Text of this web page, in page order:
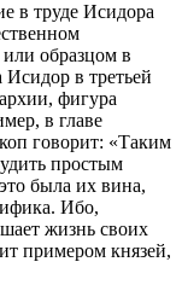
в труде Исидора
образцом в
Исидор в третьей
фигура
в главе
говорит: «Таким
простым
была их вина,
Ибо,
жизнь своих
примером князей,